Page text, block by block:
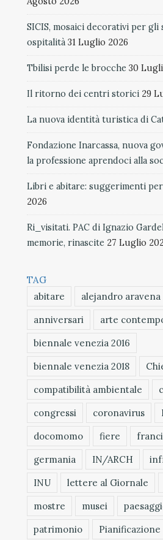
SICIS, mosaici decorativi per gli
ospitalità 31 Luglio 2026
Tbilisi perde le brocche 30
Il ritorno dei centri storici 29
La nuova identità turistica di
Fondazione Inarcassa, nuova
la professione aprendoci alla
Libri e abitare: suggerimenti per
2026
Ri_visitati. PAC di Ignazio
memorie, rinascite 27 Luglio
TAG
abitare
alejandro aravena
anniversari
arte
biennale venezia 2016
biennale venezia 2018
compatibilità ambientale
congressi
coronavirus
docomomo
fiere
germania
IN/ARCH
INU
lettere al Giornale
mostre
musei
patrimonio
Pianificazione